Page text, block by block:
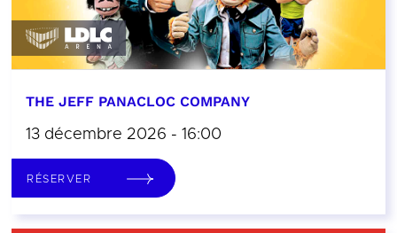
THE JEFF PANACLOC COMPANY
13 décembre 2026 - 16:00
RÉSERVER